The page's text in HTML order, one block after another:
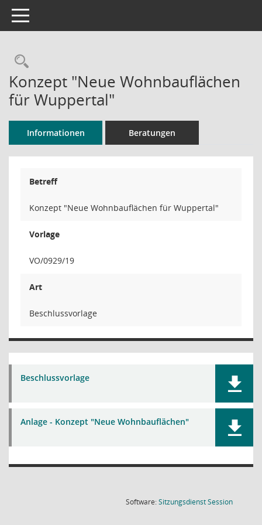
Toggle navigation
Rechercheauswahl
Konzept "Neue Wohnbauflächen
für Wuppertal"
Informationen Beratungen
Betreff
Konzept "Neue Wohnbauflächen für Wuppertal"
Vorlage
VO/0929/19
Art
Beschlussvorlage
Beschlussvorlage
Anlage - Konzept "Neue Wohnbauflächen"
Software:SitzungsdienstSession(Wird in